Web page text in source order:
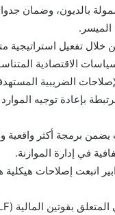
بالديون، وضمان
الميسر.
خلال تفعيل
الاقتصادية
الضريبية
بإعادة توجيه
برمجة أكثر واقعية
في إدارة الموازنة.
اتبعت إصلاحات